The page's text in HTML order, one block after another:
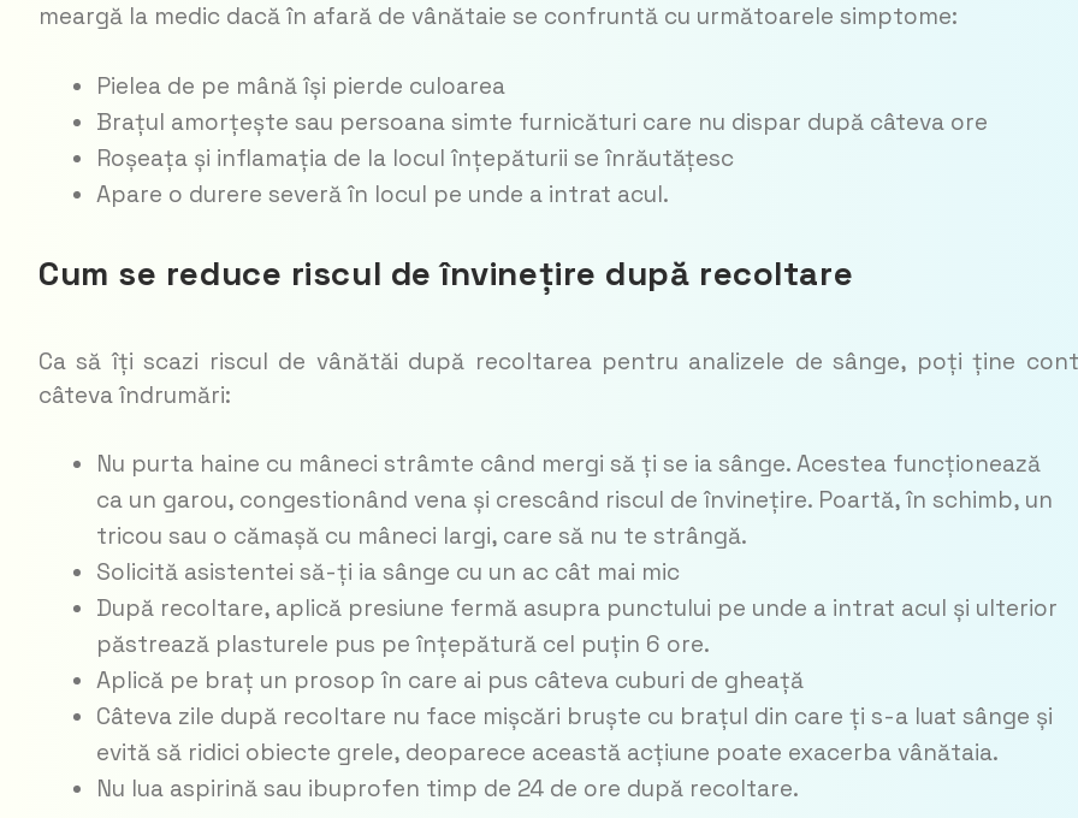
meargă la medic dacă în afară de vânătaie se confruntă cu următoarele simptome:
Pielea de pe mână își pierde culoarea
Brațul amorțește sau persoana simte furnicături care nu dispar după câteva ore
Roșeața și inflamația de la locul înțepăturii se înrăutățesc
Apare o durere severă în locul pe unde a intrat acul.
Cum se reduce riscul de învinețire după recoltare
Ca să îți scazi riscul de vânătăi după recoltarea pentru analizele de sânge, poți ține
câteva îndrumări:
Nu purta haine cu mâneci strâmte când mergi să ți se ia sânge. Acestea funcționează
ca un garou, congestionând vena și crescând riscul de învinețire. Poartă, în schimb, un
tricou sau o cămașă cu mâneci largi, care să nu te strângă.
Solicită asistentei să-ți ia sânge cu un ac cât mai mic
După recoltare, aplică presiune fermă asupra punctului pe unde a intrat acul și ulterior
păstrează plasturele pus pe înțepătură cel puțin 6 ore.
Aplică pe braț un prosop în care ai pus câteva cuburi de gheață
Câteva zile după recoltare nu face mișcări bruște cu brațul din care ți s-a luat sânge și
evită să ridici obiecte grele, deoparece această acțiune poate exacerba vânătaia.
Nu lua aspirină sau ibuprofen timp de 24 de ore după recoltare.